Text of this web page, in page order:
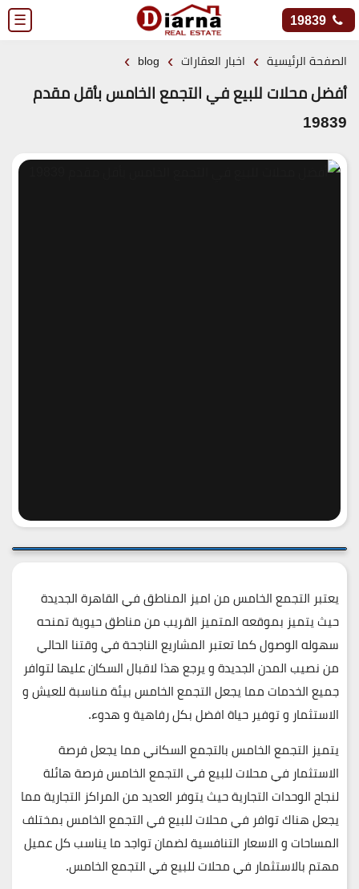
☰ 19839
الصفحة الرئيسية › اخبار العقارات ›
blog
›
أفضل محلات للبيع في التجمع الخامس بأقل مقدم
19839
يعتبر التجمع الخامس من اميز المناطق في القاهرة الجديدة
حيث يتميز بموقعه المتميز القريب من مناطق حيوية تمنحه
سهوله الوصول كما تعتبر المشاريع الناجحة في وقتنا الحالي
من نصيب المدن الجديدة و يرجع هذا لاقبال السكان عليها لتوافر
جميع الخدمات مما يجعل التجمع الخامس بيئة مناسبة للعيش و
الاستثمار و توفير حياة افضل بكل رفاهية و هدوء.
يتميز التجمع الخامس بالتجمع السكاني مما يجعل فرصة
الاستثمار في محلات للبيع في التجمع الخامس فرصة هائلة
لنجاح الوحدات التجارية حيث يتوفر العديد من المراكز التجارية مما
يجعل هناك توافر في محلات للبيع في التجمع الخامس بمختلف
المساحات و الاسعار التنافسية لضمان تواجد ما يناسب كل عميل
مهتم بالاستثمار في محلات للبيع في التجمع الخامس.